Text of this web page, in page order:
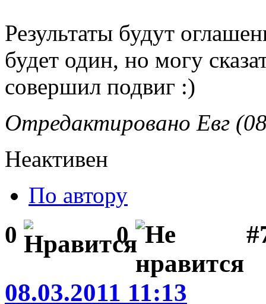
Результаты будут
будет один, но могу
совершил подвиг :)
Отредактировано Евг
Неактивен
По автору
0 0
08.03.2011 11:13